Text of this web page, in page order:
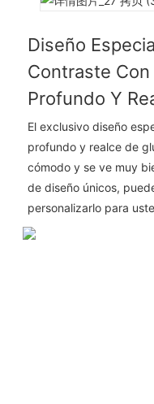
Diseño
Contraste Con
Profundo Y
El exclusivo diseño
profundo y realce de
cómodo y se ve muy
de diseño únicos,
personalizarlo para